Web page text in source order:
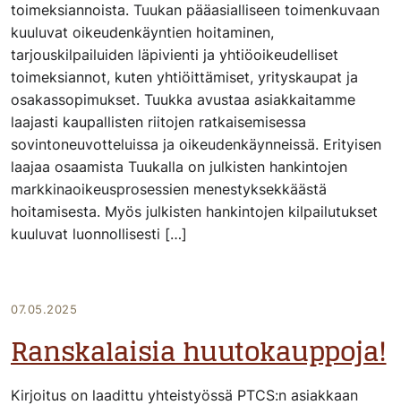
toimeksiannoista. Tuukan pääasialliseen toimenkuvaan
kuuluvat oikeudenkäyntien hoitaminen,
tarjouskilpailuiden läpivienti ja yhtiöoikeudelliset
toimeksiannot, kuten yhtiöittämiset, yrityskaupat ja
osakassopimukset. Tuukka avustaa asiakkaitamme
laajasti kaupallisten riitojen ratkaisemisessa
sovintoneuvotteluissa ja oikeudenkäynneissä. Erityisen
laajaa osaamista Tuukalla on julkisten hankintojen
markkinaoikeusprosessien menestyksekkäästä
hoitamisesta. Myös julkisten hankintojen kilpailutukset
kuuluvat luonnollisesti […]
07.05.2025
Ranskalaisia huutokauppoja!
Kirjoitus on laadittu yhteistyössä PTCS:n asiakkaan